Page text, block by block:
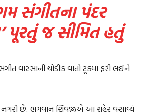
સંગીતના પંદર
પૂરતું જ સીમિત હતું
વારસાની થોડીક વાતો ટૂંકમાં ફરી લઈને
નગરી છે. ભગવાન શિવજીએ આ શહેર વસાવ્યું